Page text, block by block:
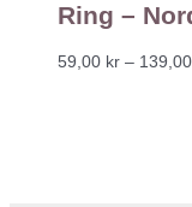
Ring –
59,00 kr – 139,00